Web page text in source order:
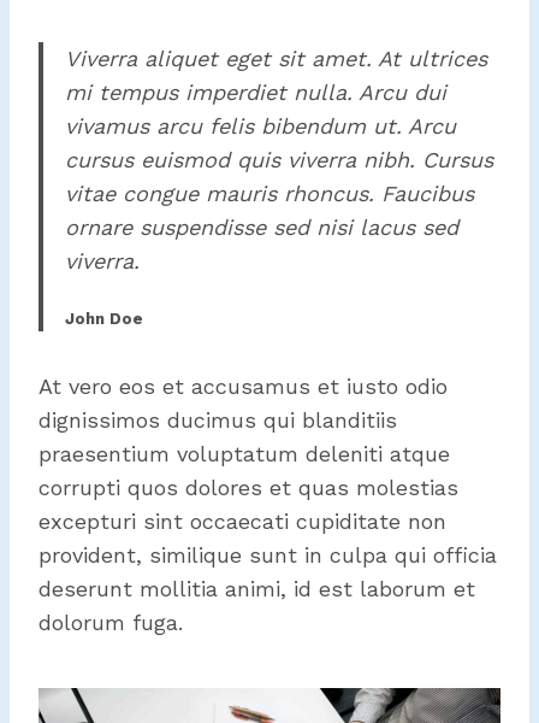
Viverra aliquet eget sit amet. At ultrices
mi tempus imperdiet nulla. Arcu dui
vivamus arcu felis bibendum ut. Arcu
cursus euismod quis viverra nibh. Cursus
vitae congue mauris rhoncus. Faucibus
ornare suspendisse sed nisi lacus sed
viverra.
John Doe
At vero eos et accusamus et iusto odio
dignissimos ducimus qui blanditiis
praesentium voluptatum deleniti atque
corrupti quos dolores et quas molestias
excepturi sint occaecati cupiditate non
provident, similique sunt in culpa qui officia
deserunt mollitia animi, id est laborum et
dolorum fuga.